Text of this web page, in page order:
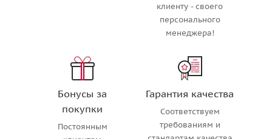
клиенту - своего
персонального
менеджера!
Бонусы за
покупки
Постоянным
Гарантия качества
Соответствуем
требованиям и